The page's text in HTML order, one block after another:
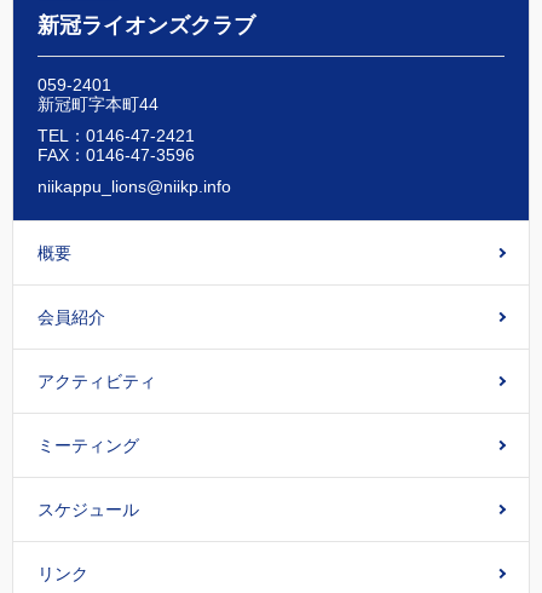
新冠ライオンズクラブ
059-2401
新冠町字本町44
TEL：0146-47-2421
FAX：0146-47-3596
niikappu_lions@niikp.info
概要
会員紹介
アクティビティ
ミーティング
スケジュール
リンク